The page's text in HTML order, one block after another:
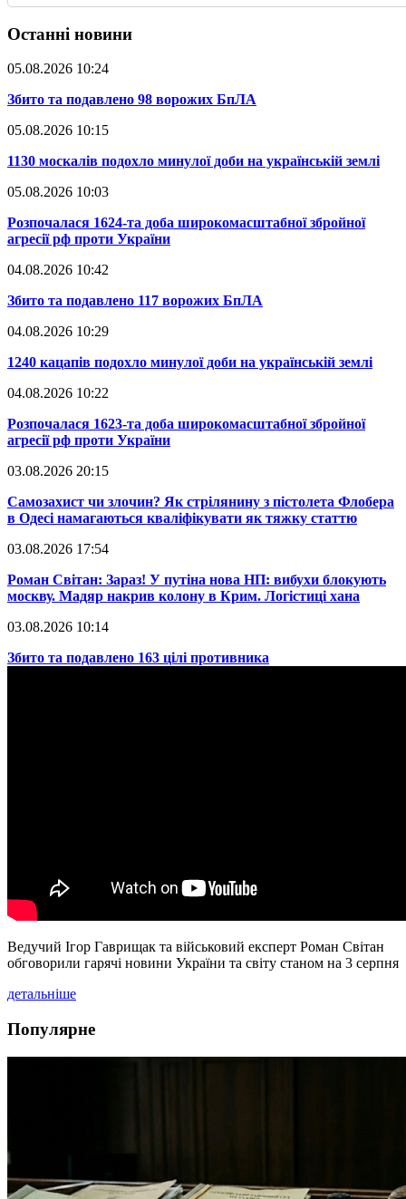
Останні новини
05.08.2026 10:24
​Збито та подавлено 98 ворожих БпЛА
05.08.2026 10:15
​1130 москалів подохло минулої доби на українській землі
05.08.2026 10:03
​Розпочалася 1624-та доба широкомасштабної збройної
агресії рф проти України
04.08.2026 10:42
​Збито та подавлено 117 ворожих БпЛА
04.08.2026 10:29
​1240 кацапів подохло минулої доби на українській землі
04.08.2026 10:22
​Розпочалася 1623-та доба широкомасштабної збройної
агресії рф проти України
03.08.2026 20:15
​Самозахист чи злочин? Як стрілянину з пістолета Флобера
в Одесі намагаються кваліфікувати як тяжку статтю
03.08.2026 17:54
​Роман Світан: Зараз! У путіна нова НП: вибухи блокують
москву. Мадяр накрив колону в Крим. Логістиці хана
03.08.2026 10:14
​Збито та подавлено 163 цілі противника
Ведучий Ігор Гаврищак та військовий експерт Роман Світан
обговорили гарячі новини України та світу станом на 3 серпня
детальніше
Популярне